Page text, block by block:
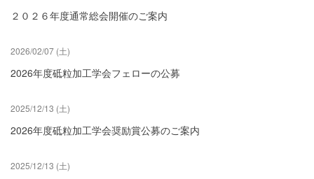
２０２６年度通常総会開催のご案内
2026/02/07 (土)
2026年度砥粒加工学会フェローの公募
2025/12/13 (土)
2026年度砥粒加工学会奨励賞公募のご案内
2025/12/13 (土)